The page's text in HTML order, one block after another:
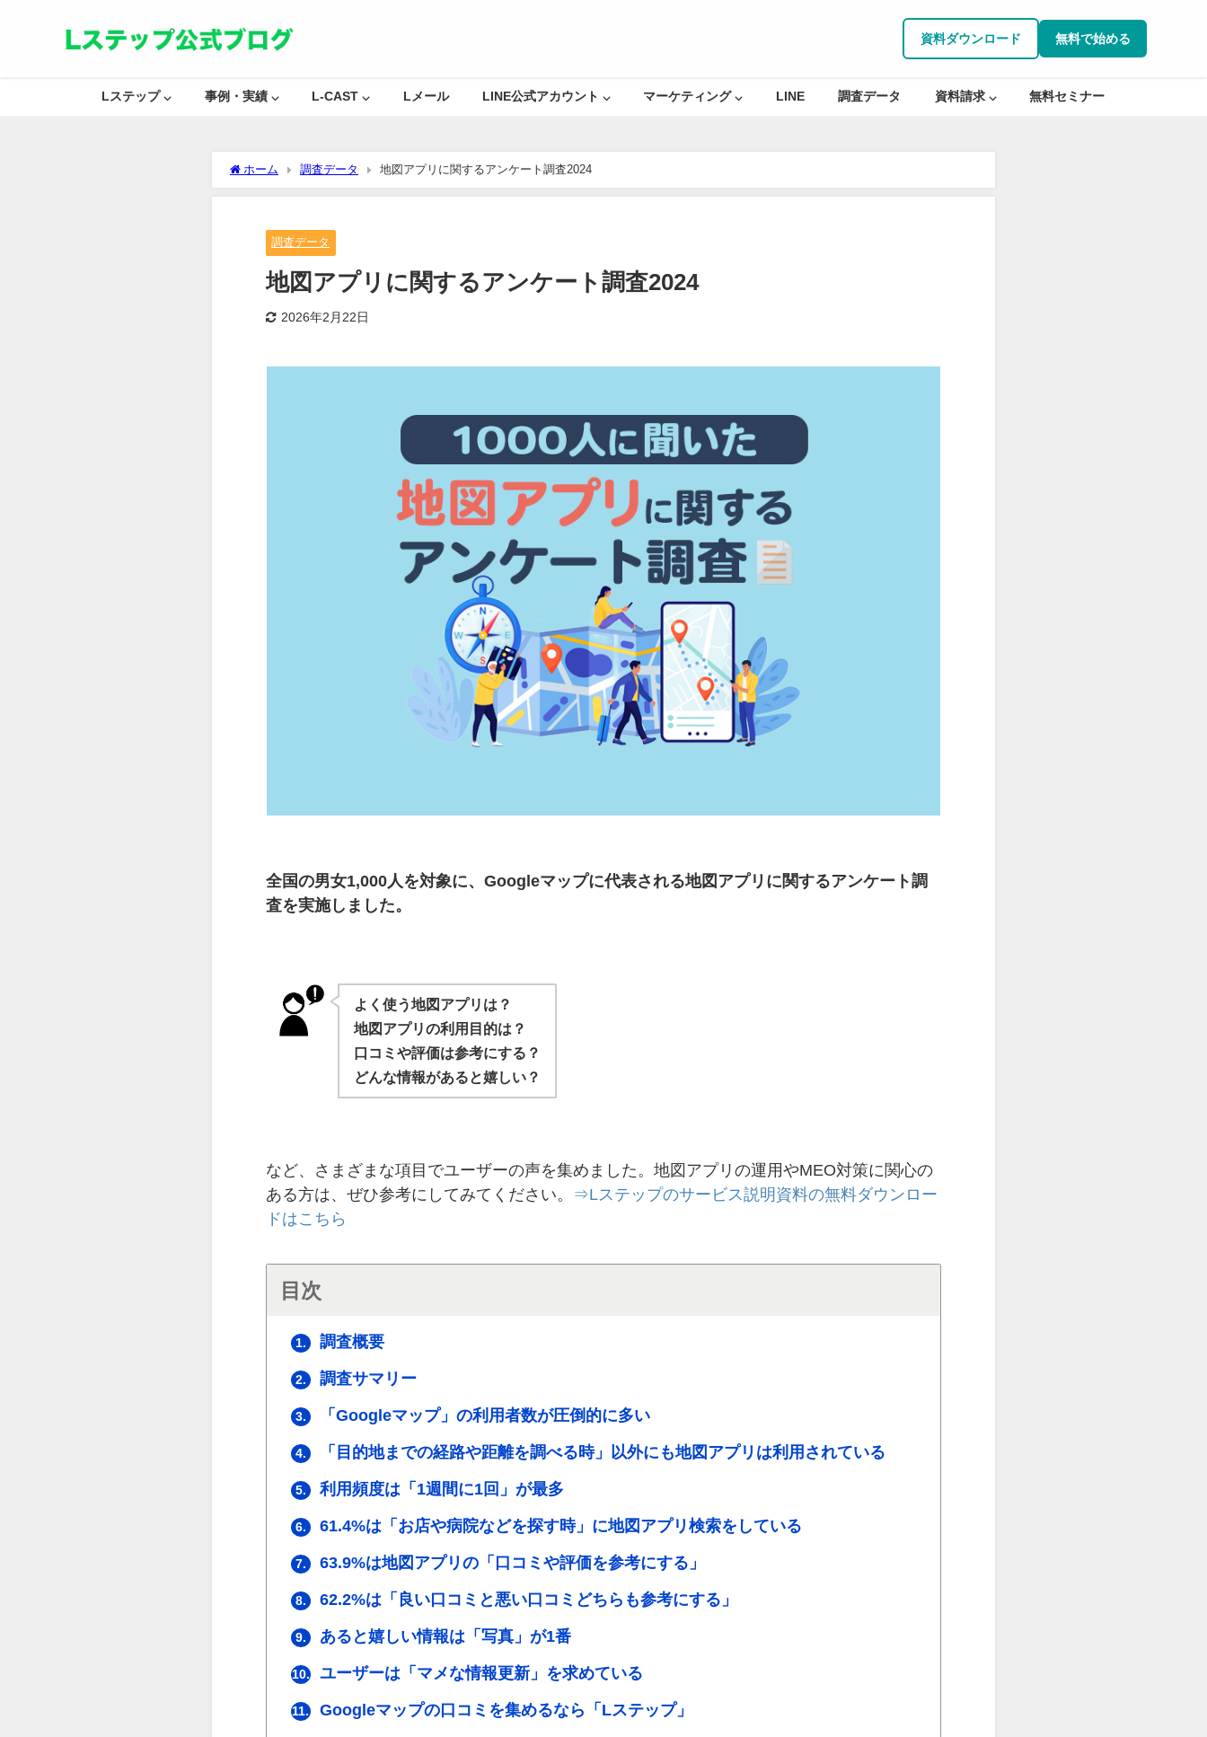
資料ダウンロード 無料で始める
Lステップ ⌵ 事例・実績 ⌵ L-CAST ⌵ Lメール LINE公式アカウント ⌵ マーケティング ⌵ LINE 調査データ 資料請求 ⌵ 無料セミナー
ホーム 調査データ 地図アプリに関するアンケート調査2024
調査データ
地図アプリに関するアンケート調査2024
2026年2月22日
全国の男女1,000人を対象に、Googleマップに代表される地図アプリに関するアンケート調
査を実施しました。
よく使う地図アプリは？
地図アプリの利用目的は？
口コミや評価は参考にする？
どんな情報があると嬉しい？
など、さまざまな項目でユーザーの声を集めました。地図アプリの運用やMEO対策に関心の
ある方は、ぜひ参考にしてみてください。
⇒Lステップのサービス説明資料の無料ダウンロー
ドはこちら
目次
1. 調査概要
2. 調査サマリー
3. 「Googleマップ」の利用者数が圧倒的に多い
4. 「目的地までの経路や距離を調べる時」以外にも地図アプリは利用されている
5. 利用頻度は「1週間に1回」が最多
6. 61.4%は「お店や病院などを探す時」に地図アプリ検索をしている
7. 63.9%は地図アプリの「口コミや評価を参考にする」
8. 62.2%は「良い口コミと悪い口コミどちらも参考にする」
9. あると嬉しい情報は「写真」が1番
10. ユーザーは「マメな情報更新」を求めている
11. Googleマップの口コミを集めるなら「Lステップ」